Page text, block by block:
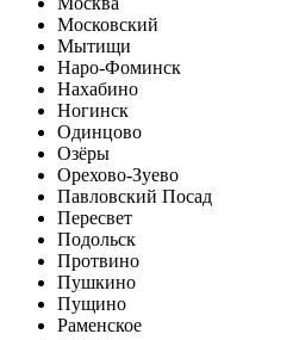
Московский
Мытищи
Наро-Фоминск
Нахабино
Ногинск
Одинцово
Озёры
Орехово-Зуево
Павловский Посад
Пересвет
Подольск
Протвино
Пушкино
Пущино
Раменское